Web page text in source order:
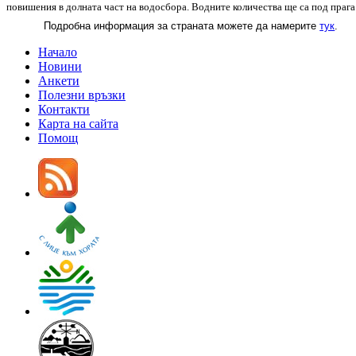
повишения в долната част на водосбора. Водните количества ще са под прага
Подробна информация за страната можете да намеритетук
Начало
Новини
Анкети
Полезни връзки
Контакти
Карта на сайта
Помощ